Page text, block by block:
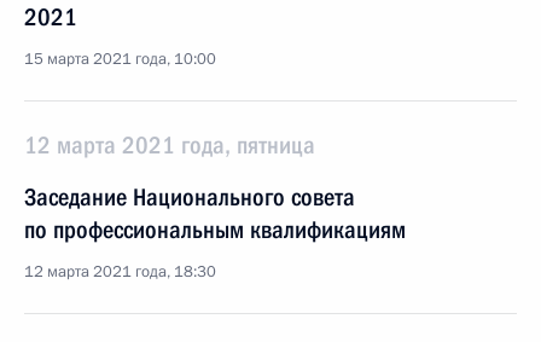
2021
15 марта 2021 года, 10:00
12 марта 2021 года, пятница
Заседание Национального совета
по профессиональным квалификациям
12 марта 2021 года, 18:30